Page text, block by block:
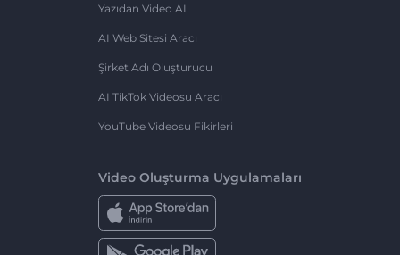
Yazıdan Video AI
AI Web Sitesi Aracı
Şirket Adı Oluşturucu
AI TikTok Videosu Aracı
YouTube Videosu Fikirleri
Video Oluşturma Uygulamaları